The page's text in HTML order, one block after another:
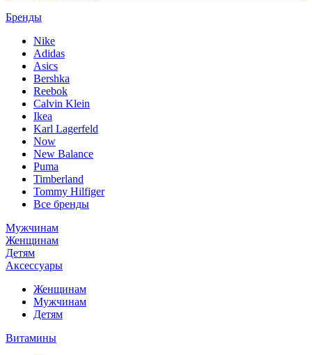
Бренды
Nike
Adidas
Asics
Bershka
Reebok
Calvin Klein
Ikea
Karl Lagerfeld
Now
New Balance
Puma
Timberland
Tommy Hilfiger
Все бренды
Мужчинам
Женщинам
Детям
Аксессуары
Женщинам
Мужчинам
Детям
Витамины